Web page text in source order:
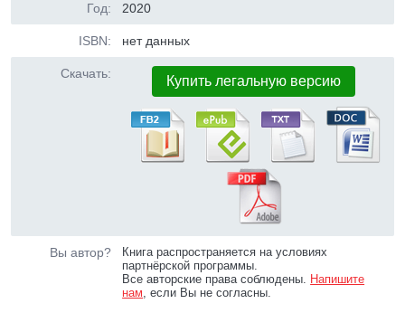
Год: 2020
ISBN: нет данных
Скачать: Купить легальную версию
Вы автор?
Книга распространяется на условиях
партнёрской программы.
Все авторские права соблюдены. Напишите
нам, если Вы не согласны.